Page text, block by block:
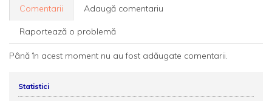
Comentarii Adaugă comentariu
Raportează o problemă
Până în acest moment nu au fost adăugate comentarii.
Statistici